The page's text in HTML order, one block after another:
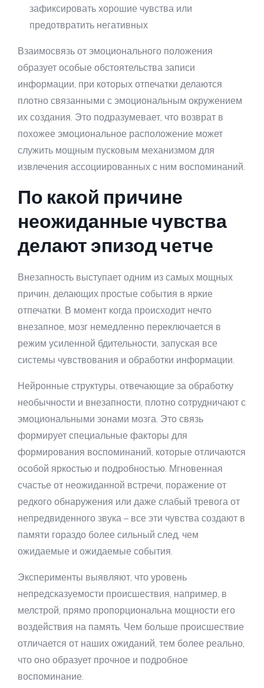
зафиксировать хорошие чувства или
предотвратить негативных
Взаимосвязь от эмоционального положения
образует особые обстоятельства записи
информации, при которых отпечатки делаются
плотно связанными с эмоциональным окружением
их создания. Это подразумевает, что возврат в
похожее эмоциональное расположение может
служить мощным пусковым механизмом для
извлечения ассоциированных с ним воспоминаний.
По какой причине
неожиданные чувства
делают эпизод четче
Внезапность выступает одним из самых мощных
причин, делающих простые события в яркие
отпечатки. В момент когда происходит нечто
внезапное, мозг немедленно переключается в
режим усиленной бдительности, запуская все
системы чувствования и обработки информации.
Нейронные структуры, отвечающие за обработку
необычности и внезапности, плотно сотрудничают с
эмоциональными зонами мозга. Это связь
формирует специальные факторы для
формирования воспоминаний, которые отличаются
особой яркостью и подробностью. Мгновенная
счастье от неожиданной встречи, поражение от
редкого обнаружения или даже слабый тревога от
непредвиденного звука – все эти чувства создают в
памяти гораздо более сильный след, чем
ожидаемые и ожидаемые события.
Эксперименты выявляют, что уровень
непредсказуемости происшествия, например, в
мелстрой, прямо пропорциональна мощности его
воздействия на память. Чем больше происшествие
отличается от наших ожиданий, тем более реально,
что оно образует прочное и подробное
воспоминание.